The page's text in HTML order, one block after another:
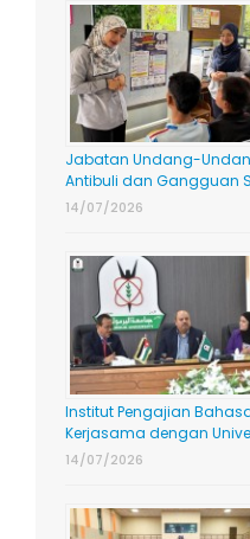
Jabatan Undang-
Antibuli dan Gangguan
14/07/2026
Institut Pengajian
Kerjasama dengan
14/07/2026